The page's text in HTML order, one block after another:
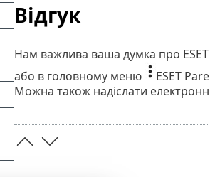
Відгук
Нам важлива ваша думка про
або в головному меню
ESET
Можна також надіслати